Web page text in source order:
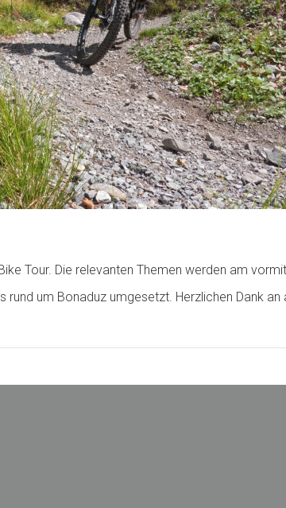
Tour. Die relevanten Themen werden am
um Bonaduz umgesetzt. Herzlichen Dank an